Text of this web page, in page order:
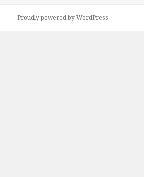
Proudly powered by WordPress